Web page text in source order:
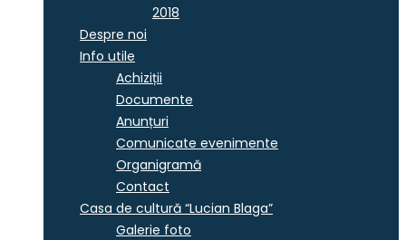
2018
Despre noi
Info utile
Achiziții
Documente
Anunțuri
Comunicate evenimente
Organigramă
Contact
Casa de cultură “Lucian Blaga”
Galerie foto